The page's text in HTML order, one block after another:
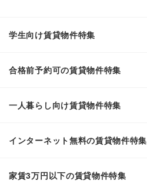
学生向け賃貸物件特集
合格前予約可の賃貸物件特集
一人暮らし向け賃貸物件特集
インターネット無料の賃貸物件特集
家賃3万円以下の賃貸物件特集